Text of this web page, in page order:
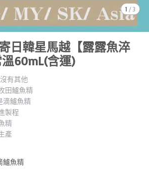
1 /3
日韓星馬越【露露魚淬
60mL(含運)
有其他
田鱸魚精
滴鱸魚精
製程
精
產
鱸魚精